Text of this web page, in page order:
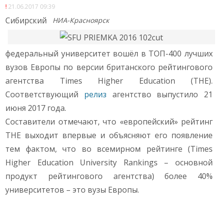
21.06.2017 09:39
НИА-Красноярск
Сибирский
федеральный университет вошёл в ТОП-400 лучших
вузов Европы по версии британского рейтингового
агентства Times Higher Education (THE).
Соответствующий релиз агентство выпустило 21
июня 2017 года.
Составители отмечают, что «европейский» рейтинг
THE выходит впервые и объясняют его появление
тем фактом, что во всемирном рейтинге (Times
Higher Education University Rankings – основной
продукт рейтингового агентства) более 40%
университетов – это вузы Европы.